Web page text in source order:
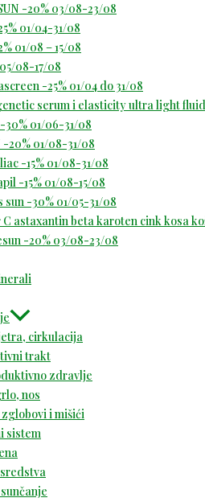
-20% 03/08-23/08
01/04-31/08
01/08 – 15/08
08-17/08
-25% 01/04 do 31/08
serum i elasticity ultra light
30% 01/06-31/08
20% 01/08-31/08
-15% 01/08-31/08
-15% 01/08-15/08
sun -30% 01/05-31/08
astaxantin beta karoten cink kosa
-20% 03/08-23/08
cirkulacija
trakt
zdravlje
nos
i mišići
sistem